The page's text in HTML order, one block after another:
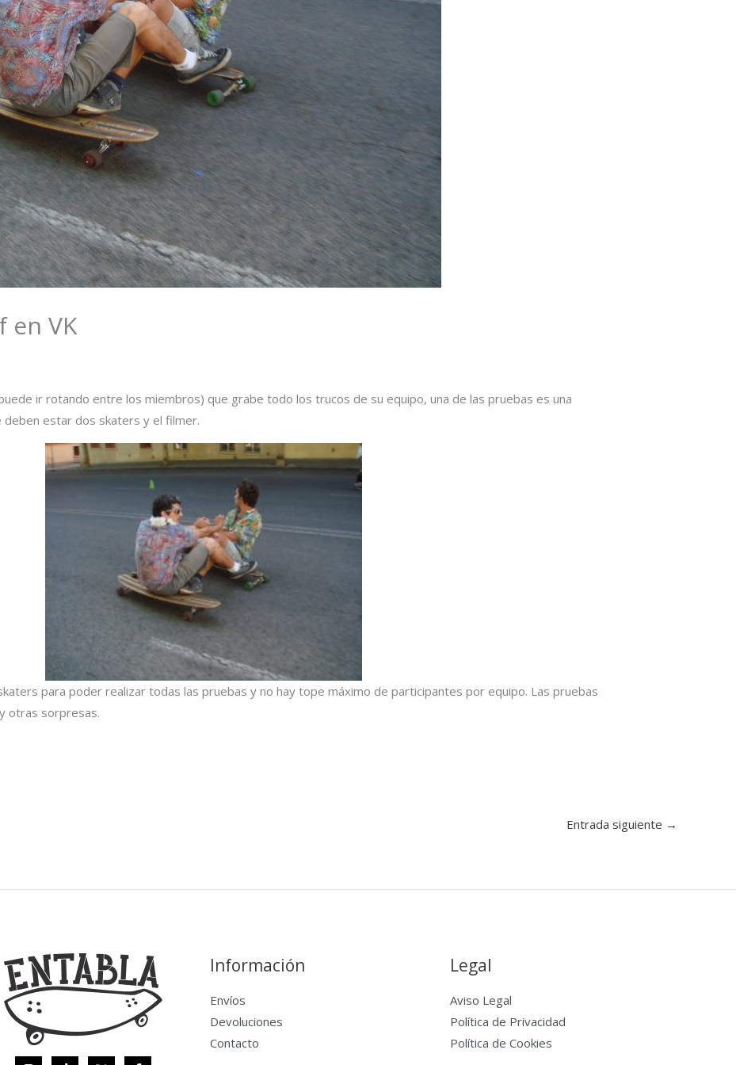
en VK
ir rotando entre los miembros) que grabe todo los trucos de su equipo, una de las pruebas es una
deben estar dos skaters y el filmer.
para poder realizar todas las pruebas y no hay tope máximo de participantes por equipo. Las pruebas
otras sorpresas.
Entrada siguiente →
Información
Envíos
Devoluciones
Contacto
Legal
Aviso Legal
Política de Privacidad
Política de Cookies